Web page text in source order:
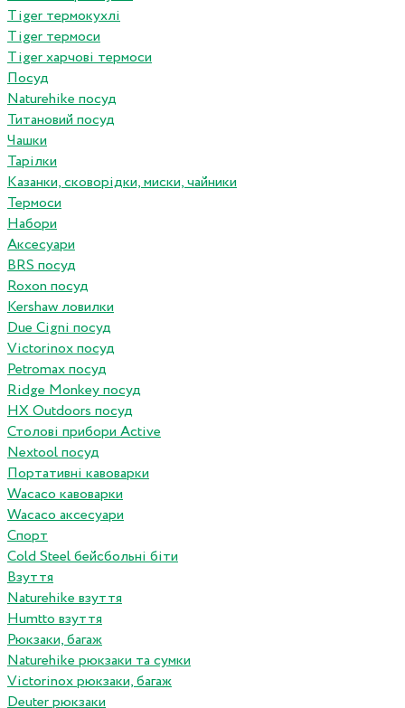
Tiger термокухлі
Tiger термоси
Tiger харчові термоси
Посуд
Naturehike посуд
Титановий посуд
Чашки
Тарілки
Казанки, сковорідки, миски, чайники
Термоси
Набори
Аксесуари
BRS посуд
Roxon посуд
Kershaw ловилки
Due Cigni посуд
Victorinox посуд
Petromax посуд
Ridge Monkey посуд
HX Outdoors посуд
Столові прибори Active
Nextool посуд
Портативні кавоварки
Wacaco кавоварки
Wacaco аксесуари
Спорт
Cold Steel бейсбольні біти
Взуття
Naturehike взуття
Humtto взуття
Рюкзаки, багаж
Naturehike рюкзаки та сумки
Victorinox рюкзаки, багаж
Deuter рюкзаки